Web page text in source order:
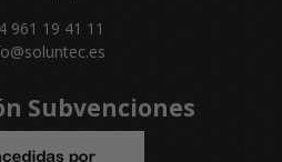
961 19 41 11
Subvenciones